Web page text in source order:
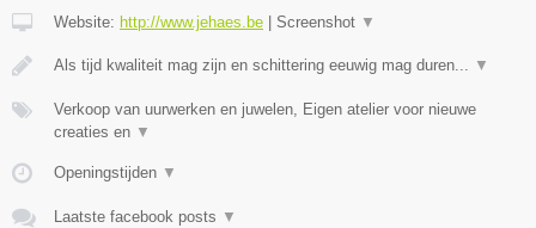
Website: http://www.jehaes.be Screenshot ▼
Als tijd kwaliteit mag zijn en schittering eeuwig mag duren... ▼
Verkoop van uurwerken en juwelen, Eigen atelier voor nieuwe
creaties en ▼
Openingstijden ▼
Laatste facebook posts ▼